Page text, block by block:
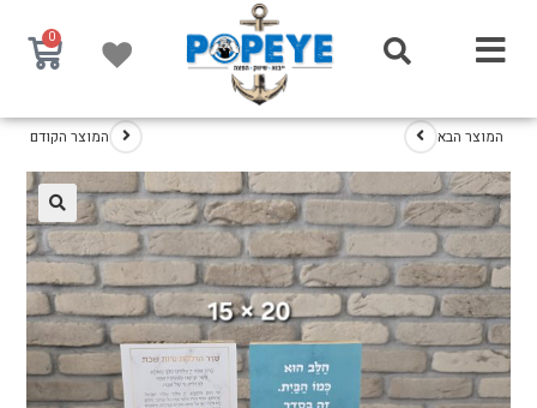
0
המוצר הקודם המוצר הבא
🔍